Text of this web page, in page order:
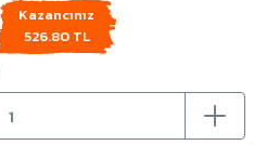
Kazancınız
526.80 TL